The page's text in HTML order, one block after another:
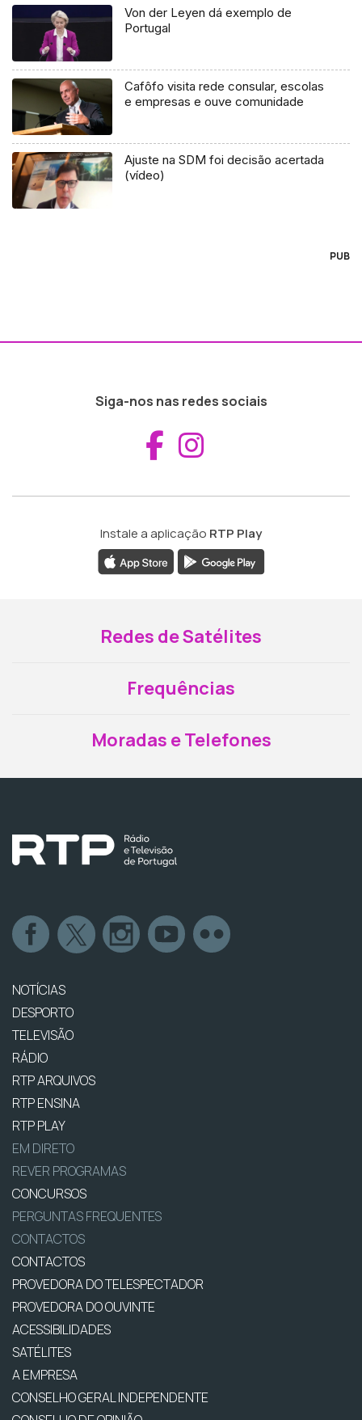
Von der Leyen dá exemplo de
Portugal
Cafôfo visita rede consular, escolas
e empresas e ouve comunidade
Ajuste na SDM foi decisão acertada
(vídeo)
PUB
Siga-nos nas redes sociais
Aceder ao
Instale a aplicação RTP Play
Redes de Satélites
Frequências
Moradas e Telefones
NOTÍCIAS
DESPORTO
TELEVISÃO
RÁDIO
RTP ARQUIVOS
RTP ENSINA
RTP PLAY
EM DIRETO
REVER PROGRAMAS
CONCURSOS
PERGUNTAS FREQUENTES
CONTACTOS
CONTACTOS
PROVEDORA DO TELESPECTADOR
PROVEDORA DO OUVINTE
ACESSIBILIDADES
SATÉLITES
A EMPRESA
CONSELHO GERAL INDEPENDENTE